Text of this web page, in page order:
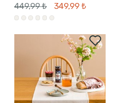
449,99 ₺ 349,99 ₺